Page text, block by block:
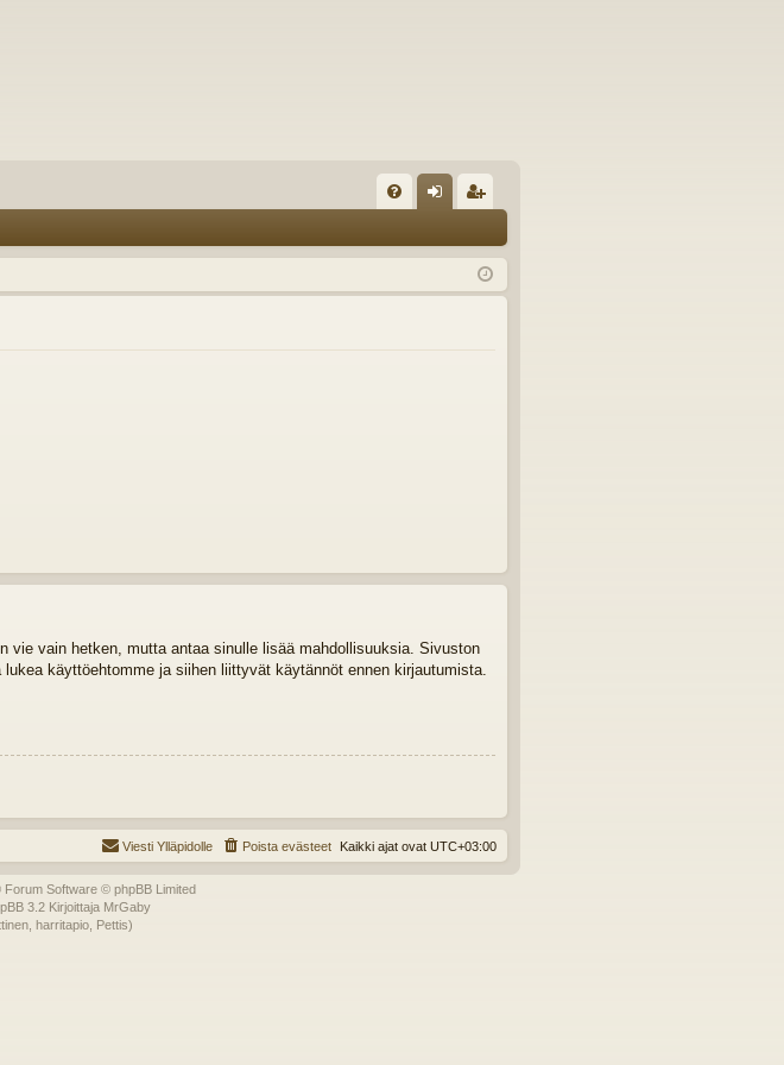
K
K
au
du
ist
er
vain hetken, mutta antaa sinulle lisää mahdollisuuksia. Sivuston
käyttöehtomme ja siihen liittyvät käytännöt ennen kirjautumista.
Kaikki ajat ovat UTC+03:00
Poista evästeet
Viesti Ylläpidolle
Forum Software © phpBB Limited
3.2 Kirjoittaja MrGaby
harritapio, Pettis)